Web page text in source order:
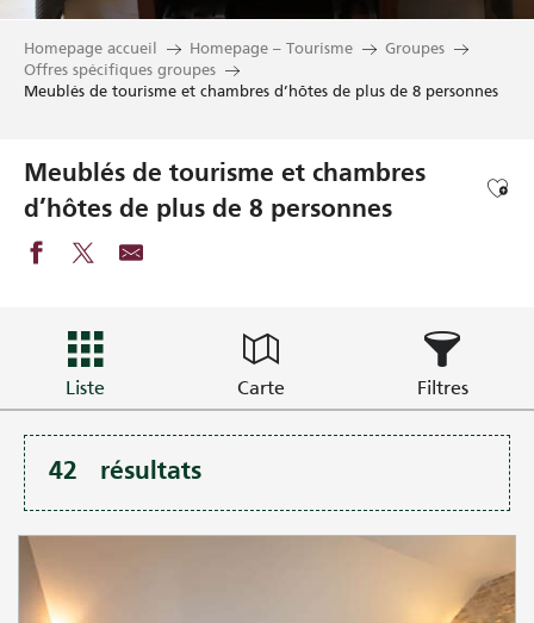
Homepage accueil Homepage – Tourisme
Groupes
Offres spécifiques groupes
Meublés de tourisme et chambres d’hôtes de plus de 8 personnes
Meublés de tourisme et chambres
d’hôtes de plus de 8 personnes
Liste Carte Filtres
42 résultats